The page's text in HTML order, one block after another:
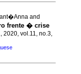
and
frente � crise
, 2020, vol.11, no.3,